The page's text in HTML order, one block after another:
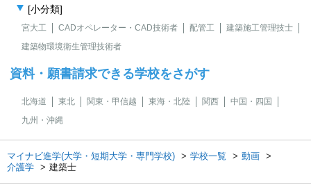
[小分類]
宮大工 CADオペレーター・CAD技術者 配管工
建築施工管理技士
建築物環境衛生管理技術者
資料・願書請求できる学校をさがす
北海道 東北 関東・甲信越 東海・北陸 関西
中国・四国
九州・沖縄
マイナビ進学(大学・短期大学・専門学校) 学校一覧
動画
介護学
建築士